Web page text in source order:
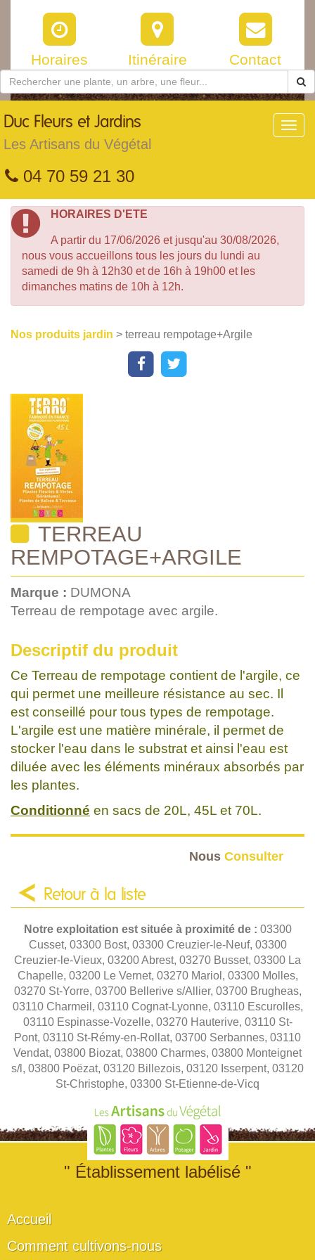
Horaires Itinéraire Contact
Duc Fleurs et Jardins
Les Artisans du Végétal
04 70 59 21 30
HORAIRES D'ETE
A partir du 17/06/2026 et jusqu'au 30/08/2026,
nous vous accueillons tous les jours du lundi au
samedi de 9h à 12h30 et de 16h à 19h00 et les
dimanches matins de 10h à 12h.
Nos produits jardin > terreau rempotage+Argile
TERREAU
REMPOTAGE+ARGILE
Marque : DUMONA
Terreau de rempotage avec argile.
Descriptif du produit
Ce Terreau de rempotage contient de l'argile, ce
qui permet une meilleure résistance au sec. Il
est conseillé pour tous types de rempotage.
L'argile est une matière minérale, il permet de
stocker l'eau dans le substrat et ainsi l'eau est
diluée avec les éléments minéraux absorbés par
les plantes.
Conditionné en sacs de 20L, 45L et 70L.
Nous Consulter
Retour à la liste
Notre exploitation est située à proximité de : 03300
Cusset, 03300 Bost, 03300 Creuzier-le-Neuf, 03300
Creuzier-le-Vieux, 03200 Abrest, 03270 Busset, 03300 La
Chapelle, 03200 Le Vernet, 03270 Mariol, 03300 Molles,
03270 St-Yorre, 03700 Bellerive s/Allier, 03700 Brugheas,
03110 Charmeil, 03110 Cognat-Lyonne, 03110 Escurolles,
03110 Espinasse-Vozelle, 03270 Hauterive, 03110 St-
Pont, 03110 St-Rémy-en-Rollat, 03700 Serbannes, 03110
Vendat, 03800 Biozat, 03800 Charmes, 03800 Monteignet
s/l, 03800 Poëzat, 03120 Billezois, 03120 Isserpent, 03120
St-Christophe, 03300 St-Etienne-de-Vicq
" Établissement labélisé "
Accueil
Comment cultivons-nous